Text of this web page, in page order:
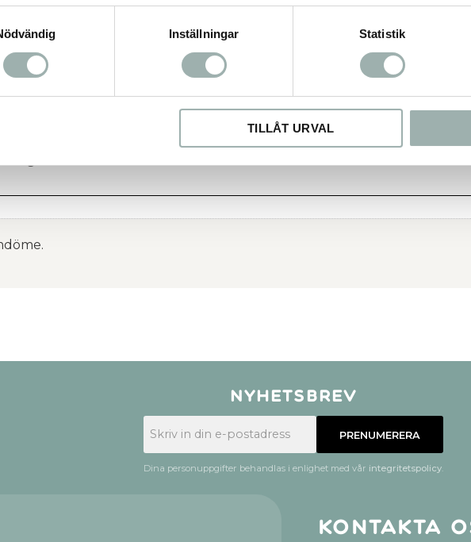
Inställningar Statistik
TILLÅT URVAL
Nyhetsbrev
PRENUMERERA
Dina personuppgifter behandlas i enlighet med vår integritetspolicy.
Kontakta